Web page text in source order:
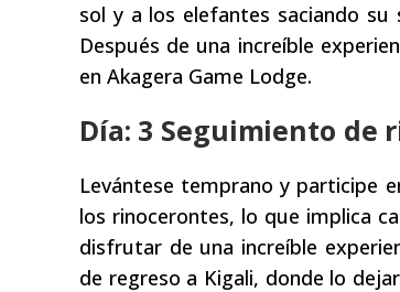
sol y a los elefantes saciando
Después de una increíble
en Akagera Game Lodge.
Día: 3 Seguimiento de
Levántese temprano y participe
los rinocerontes, lo que implica
disfrutar de una increíble
de regreso a Kigali, donde lo